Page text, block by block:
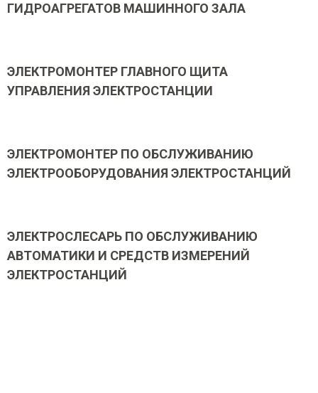
ГИДРОАГРЕГАТОВ МАШИННОГО ЗАЛА
ЭЛЕКТРОМОНТЕР ГЛАВНОГО ЩИТА
УПРАВЛЕНИЯ ЭЛЕКТРОСТАНЦИИ
ЭЛЕКТРОМОНТЕР ПО ОБСЛУЖИВАНИЮ
ЭЛЕКТРООБОРУДОВАНИЯ ЭЛЕКТРОСТАНЦИЙ
ЭЛЕКТРОСЛЕСАРЬ ПО ОБСЛУЖИВАНИЮ
АВТОМАТИКИ И СРЕДСТВ ИЗМЕРЕНИЙ
ЭЛЕКТРОСТАНЦИЙ